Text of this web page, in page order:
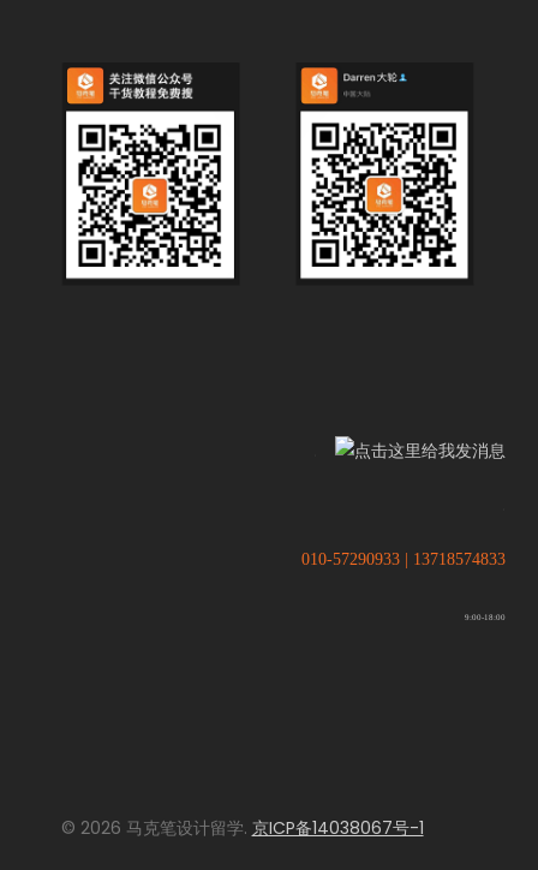
010-57290933 | 13718574833
9:00-18:00
© 2026 马克笔设计留学. 京ICP备14038067号-1